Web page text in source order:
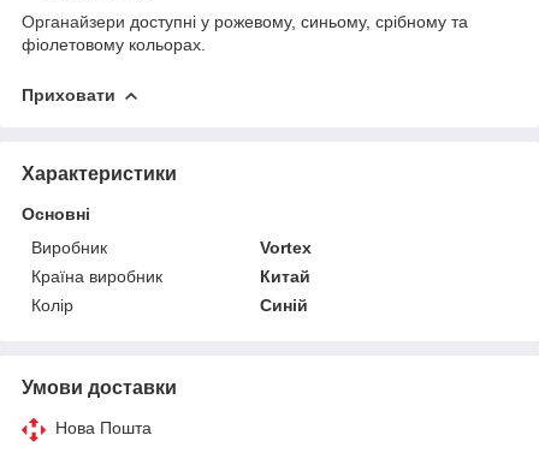
Органайзери доступні у рожевому, синьому, срібному та
фіолетовому кольорах.
Приховати
Характеристики
Основні
Виробник
Vortex
Країна виробник
Китай
Колір
Синій
Умови доставки
Нова Пошта